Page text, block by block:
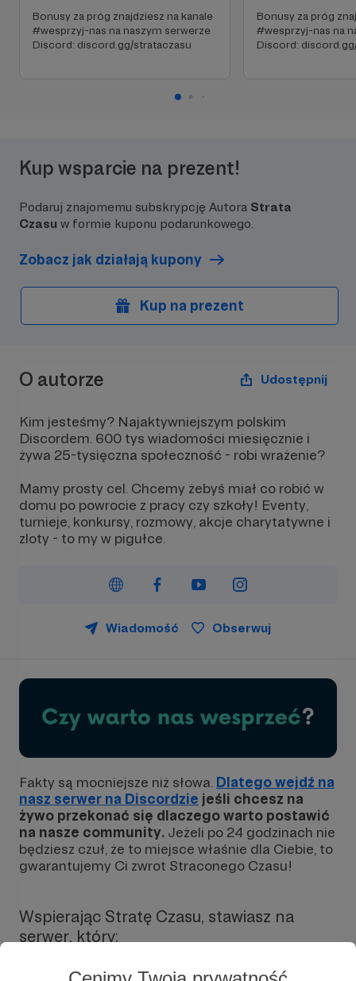
Bonusy za próg znajdziesz na kanale
#wesprzyj-nas na naszym serwerze
Discord: discord.gg/strataczasu
Bonusy za próg
#wesprzyj-nas na
Discord:
Kup wsparcie na prezent!
Podaruj znajomemu subskrypcję Autora Strata
Czasu w formie kuponu podarunkowego.
Zobacz jak działają kupony
Kup na prezent
O autorze Udostępnij
Kim jesteśmy? Najaktywniejszym polskim
Discordem. 600 tys wiadomości miesięcznie i
żywa 25-tysięczna społeczność - robi wrażenie?
Mamy prosty cel. Chcemy żebyś miał co robić w
domu po powrocie z pracy czy szkoły! Eventy,
turnieje, konkursy, rozmowy, akcje charytatywne i
zloty - to my w pigułce.
Wiadomość Obserwuj
Fakty są mocniejsze niż słowa. Dlatego wejdź na
nasz serwer na Discordzie jeśli chcesz na
żywo przekonać się dlaczego warto postawić
na nasze community. Jeżeli po 24 godzinach nie
będziesz czuł, że to miejsce właśnie dla Ciebie, to
gwarantujemy Ci zwrot Straconego Czasu!
Wspierając Stratę Czasu, stawiasz na
serwer, który: